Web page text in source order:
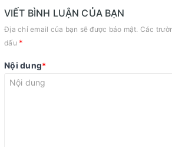
VIẾT BÌNH LUẬN CỦA BẠN
Địa chỉ email của bạn sẽ được bảo mật. Các
dấu *
Nội dung*